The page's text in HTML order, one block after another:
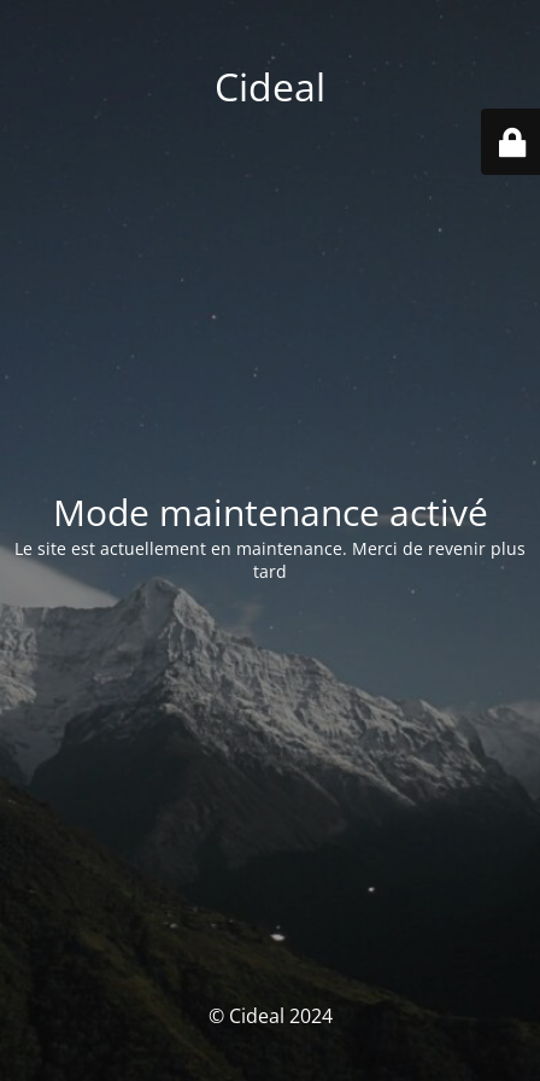
Cideal
Mode maintenance activé
Le site est actuellement en maintenance. Merci de revenir plus
tard
© Cideal 2024